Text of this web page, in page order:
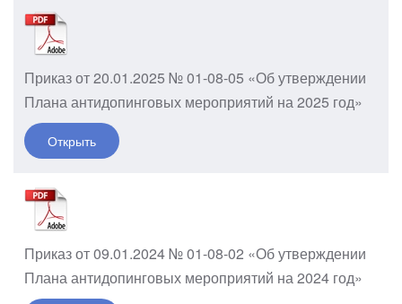
Приказ от 20.01.2025 № 01-08-05 «Об утверждении
Плана антидопинговых мероприятий на 2025 год»
Открыть
Приказ от 09.01.2024 № 01-08-02 «Об утверждении
Плана антидопинговых мероприятий на 2024 год»